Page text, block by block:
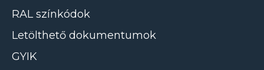
RAL színkódok
Letölthető dokumentumok
GYIK